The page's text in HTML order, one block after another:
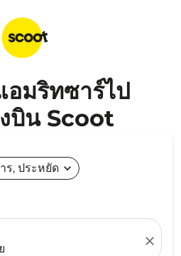
อมริทซาร์ไป
บิน Scoot
ร, ประหยัด expand_more
close